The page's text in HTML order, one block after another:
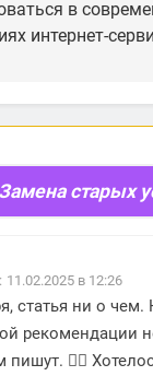
в
интернет-
Замена старых
: 11.02.2025 в 12:26
статья ни о
рекомендации
пишут. 🤦‍♂️